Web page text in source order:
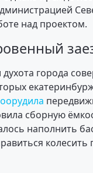
над проектом.
духота города
сборную
наполнить